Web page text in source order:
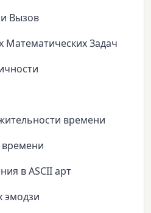
Вызов
Математических Задач
времени
в ASCII арт
эмодзи